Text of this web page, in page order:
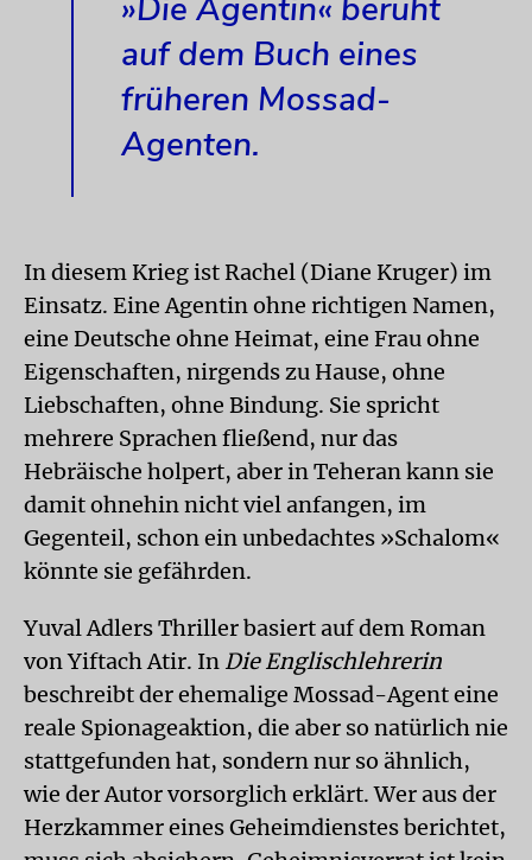
»Die Agentin« beruht
auf dem Buch eines
früheren Mossad-
Agenten.
In diesem Krieg ist Rachel (Diane Kruger) im
Einsatz. Eine Agentin ohne richtigen Namen,
eine Deutsche ohne Heimat, eine Frau ohne
Eigenschaften, nirgends zu Hause, ohne
Liebschaften, ohne Bindung. Sie spricht
mehrere Sprachen fließend, nur das
Hebräische holpert, aber in Teheran kann sie
damit ohnehin nicht viel anfangen, im
Gegenteil, schon ein unbedachtes »Schalom«
könnte sie gefährden.
Yuval Adlers Thriller basiert auf dem Roman
von Yiftach Atir. In Die Englischlehrerin
beschreibt der ehemalige Mossad-Agent eine
reale Spionageaktion, die aber so natürlich nie
stattgefunden hat, sondern nur so ähnlich,
wie der Autor vorsorglich erklärt. Wer aus der
Herzkammer eines Geheimdienstes berichtet,